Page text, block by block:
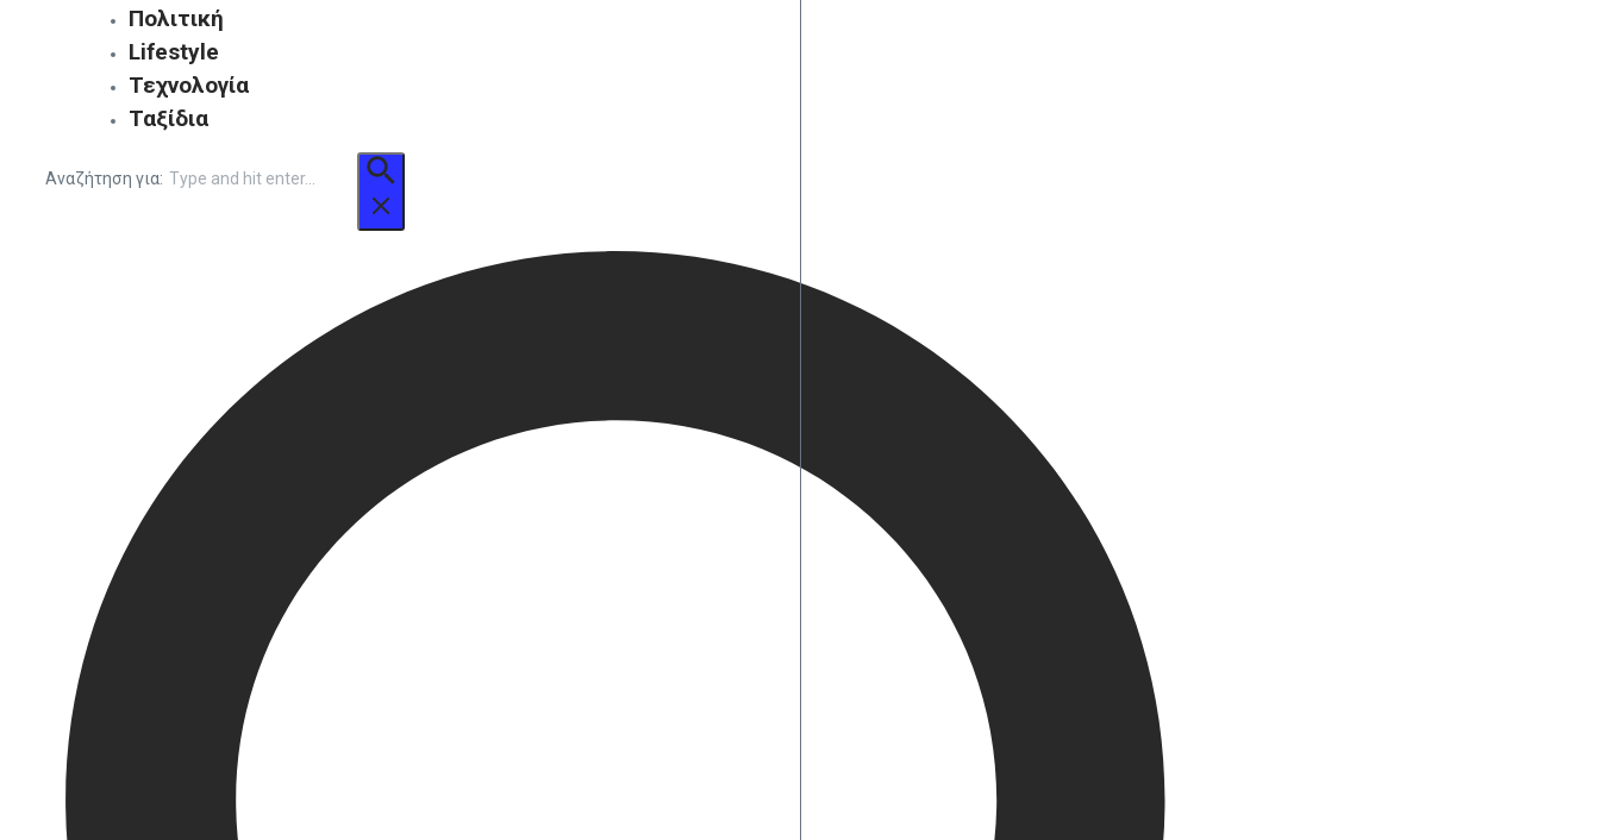
Πολιτική
Lifestyle
Τεχνολογία
Ταξίδια
Αναζήτηση για: